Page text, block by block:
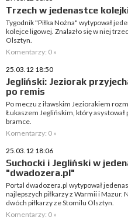
Trzech w jedenastce
Tygodnik "Piłka Nożna" wytypował
kolejce ligowej. Znalazło się w niej
Olsztyn.
Komentarzy: 0 »
25.03.12 18:50
Jegliński: Jeziorak
po remis
Po meczu z iławskim Jeziorakiem
Łukaszem Jeglińskim, który asystował
bramce.
Komentarzy: 0 »
25.03.12 18:06
Suchocki i Jegliński w
"dwadozera.pl"
Portal dwadozera.pl wytypował
najlepszych piłkarzy z Warmii i Mazur.
dwóch piłkarzy ze Stomilu Olsztyn.
Komentarzy: 0 »